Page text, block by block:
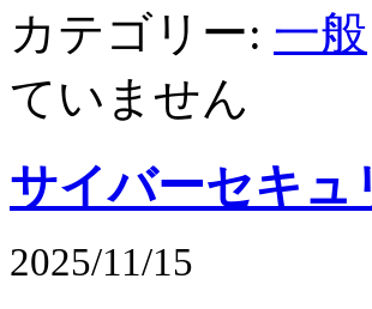
カテゴリー: 一般
ていません
サイバーセキュ
2025/11/15